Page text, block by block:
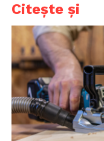
Citește și